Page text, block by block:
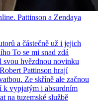
Pattinson a Zendaya
a částečně už i jejich
To se mi snad zdá
hvězdnou novinku
Pattinson hrají
Ze skříně ale začnou
k vypjatým i absurdním
na tuzemské službě